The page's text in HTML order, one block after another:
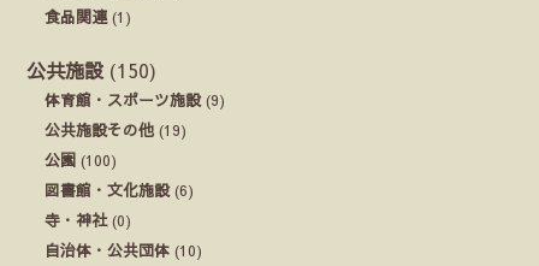
食品関連 (1)
公共施設 (150)
体育館・スポーツ施設(9)
公共施設その他 (19)
公園 (100)
図書館・文化施設(6)
寺・神社(0)
自治体・公共団体 (10)